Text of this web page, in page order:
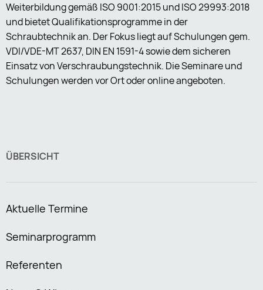
Weiterbildung gemäß ISO 9001:2015 und ISO 29993:2018
und bietet Qualifikationsprogramme in der
Schraubtechnik an. Der Fokus liegt auf Schulungen gem.
VDI/VDE-MT 2637, DIN EN 1591-4 sowie dem sicheren
Einsatz von Verschraubungstechnik. Die Seminare und
Schulungen werden vor Ort oder online angeboten.
ÜBERSICHT
Aktuelle Termine
Seminarprogramm
Referenten